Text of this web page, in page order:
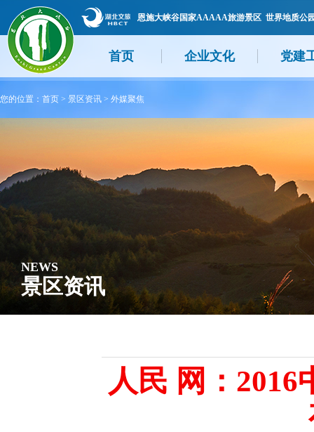
恩施大峡谷国家AAAAA旅游景区 世界地质公
首页 企业文化 党建
您的位置： 首页 > 景区资讯 > 外媒聚焦
NEWS
景区资讯
人民 网：